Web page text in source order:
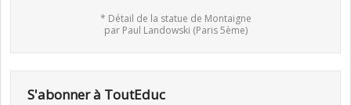
* Détail de la statue de Montaigne
par Paul Landowski (Paris 5ème)
S'abonner à ToutEduc